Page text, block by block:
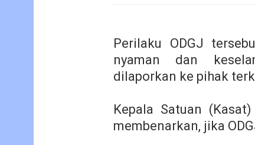
Perilaku ODGJ
nyaman dan
dilaporkan ke pihak
Kepala Satuan
membenarkan, jika